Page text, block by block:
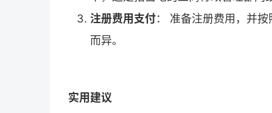
注册费用支付： 准备注册费用，并
而异。
实用建议